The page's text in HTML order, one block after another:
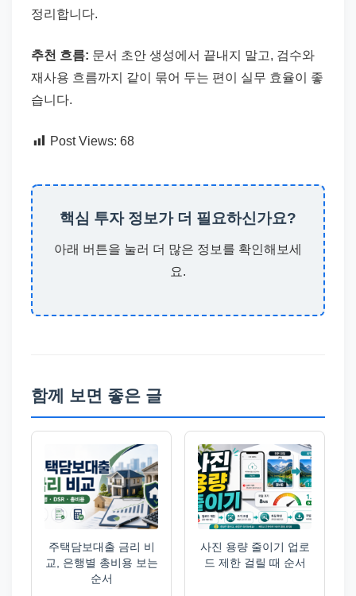
정리합니다.
추천 흐름: 문서 초안 생성에서 끝내지 말고, 검수와
재사용 흐름까지 같이 묶어 두는 편이 실무 효율이 좋
습니다.
Post Views: 68
핵심 투자 정보가 더 필요하신가요?
아래 버튼을 눌러 더 많은 정보를 확인해보세
요.
함께 보면 좋은 글
주택담보대출 금리 비
교, 은행별 총비용 보는
순서
사진 용량 줄이기 업로
드 제한 걸릴 때 순서